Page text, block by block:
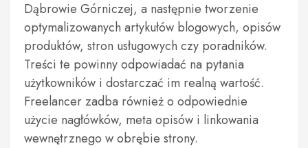
Dąbrowie Górniczej, a następnie tworzenie
optymalizowanych artykułów blogowych, opisów
produktów, stron usługowych czy poradników.
Treści te powinny odpowiadać na pytania
użytkowników i dostarczać im realną wartość.
Freelancer zadba również o odpowiednie
użycie nagłówków, meta opisów i linkowania
wewnętrznego w obrębie strony.